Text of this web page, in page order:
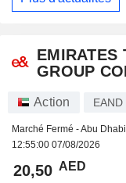
EMIRATES
GROUP
Action EAND
Marché Fermé -Abu
12:55:00 07/08/2026
20,50 AED